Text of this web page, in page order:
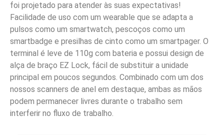
foi projetado para atender às suas expectativas!
Facilidade de uso com um wearable que se adapta a
pulsos como um smartwatch, pescoços como um
smartbadge e presilhas de cinto como um smartpager. O
terminal é leve de 110g com bateria e possui design de
alça de braço EZ Lock, fácil de substituir a unidade
principal em poucos segundos. Combinado com um dos
nossos scanners de anel em destaque, ambas as mãos
podem permanecer livres durante o trabalho sem
interferir no fluxo de trabalho.